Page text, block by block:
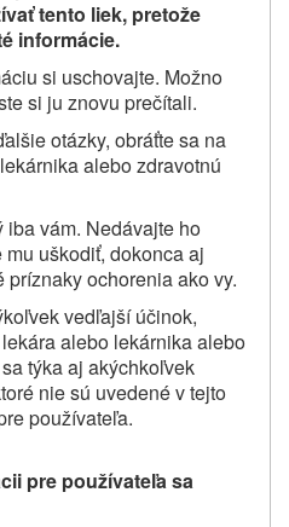
tento liek, pretože
informácie.
si uschovajte. Možno
si ju znovu prečítali.
otázky, obráťte sa na
alebo zdravotnú
iba vám. Nedávajte ho
uškodiť, dokonca aj
príznaky ochorenia ako vy.
vedľajší účinok,
alebo lekárnika alebo
týka aj akýchkoľvek
nie sú uvedené v tejto
používateľa.
pre používateľa sa